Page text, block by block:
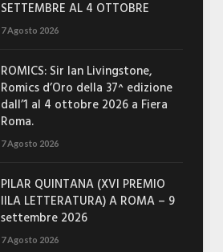
SETTEMBRE AL 4 OTTOBRE
7 Agosto 2026
ROMICS: Sir Ian Livingstone,
Romics d’Oro della 37^ edizione
dall’1 al 4 ottobre 2026 a Fiera
Roma.
7 Agosto 2026
PILAR QUINTANA (XVI PREMIO
IILA LETTERATURA) A ROMA – 9
settembre 2026
7 Agosto 2026